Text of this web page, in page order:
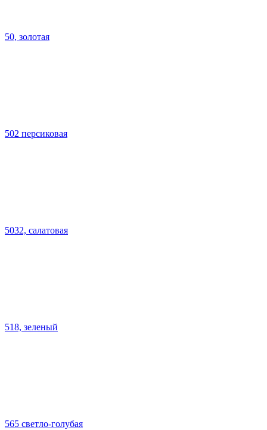
50, золотая
502 персиковая
5032, салатовая
518, зеленый
565 светло-голубая